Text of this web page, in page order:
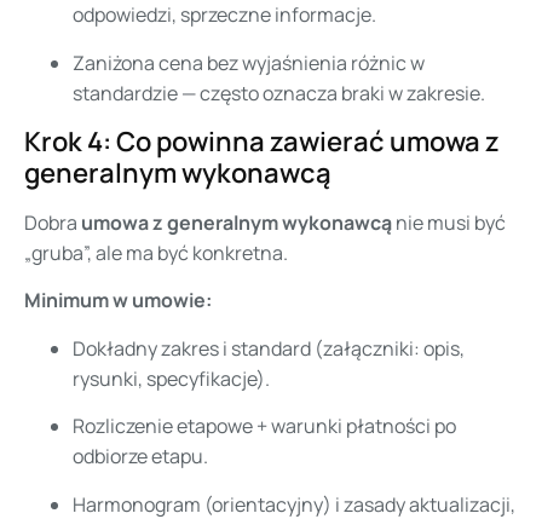
odpowiedzi, sprzeczne informacje.
Zaniżona cena bez wyjaśnienia różnic w
standardzie — często oznacza braki w zakresie.
Krok 4: Co powinna zawierać umowa z
generalnym wykonawcą
Dobra umowa z generalnym wykonawcąnie musi być
„gruba”, ale ma być konkretna.
Minimum w umowie:
Dokładny zakres i standard (załączniki: opis,
rysunki, specyfikacje).
Rozliczenie etapowe + warunki płatności po
odbiorze etapu.
Harmonogram (orientacyjny) i zasady aktualizacji,